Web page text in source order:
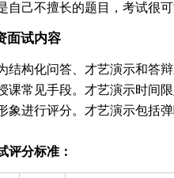
自己不擅长的题目，考试很可
面试内容
结构化问答、才艺演示和答
课常见手段。才艺演示时间
象进行评分。才艺演示包括
评分标准：